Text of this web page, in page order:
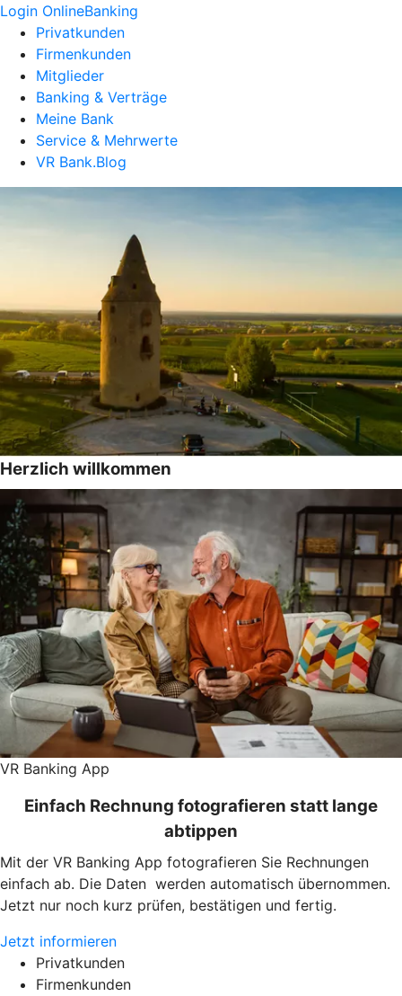
Login OnlineBanking
Privatkunden
Firmenkunden
Mitglieder
Banking & Verträge
Meine Bank
Service & Mehrwerte
VR Bank.Blog
Herzlich willkommen
VR Banking App
Einfach Rechnung fotografieren statt lange
abtippen
Mit der VR Banking App fotografieren Sie Rechnungen
einfach ab. Die Daten werden automatisch übernommen.
Jetzt nur noch kurz prüfen, bestätigen und fertig.
Jetzt informieren
Privatkunden
Firmenkunden